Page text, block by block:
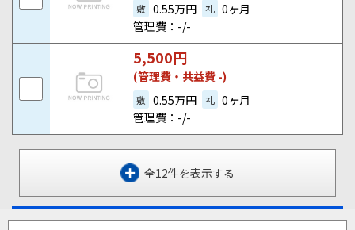
敷 0.55万円 礼 0ヶ月
管理費：-/-
5,500円
(管理費・共益費 -)
敷 0.55万円 礼 0ヶ月
管理費：-/-
全12件を表示する